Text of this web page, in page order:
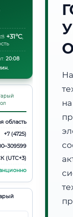
+31°C,
20:08
область
+7 (4725)
(UTC+3)